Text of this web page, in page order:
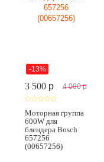
-13%
3 500 p 4 000 p
Моторная группа
600W для
блендера Bosch
657256
(00657256)